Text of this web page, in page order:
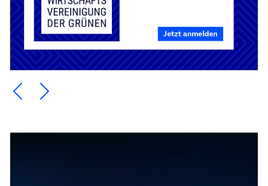
Ein Element zurück blättern
Ein Element weiter blättern